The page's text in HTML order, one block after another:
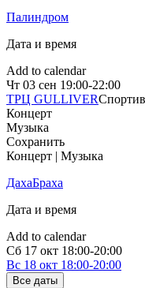
Палиндром
Дата и время
Add to calendar
Чт 03 сен 19:00-22:00
ТРЦ GULLIVER
Концерт
Музыка
Сохранить
Концерт | Музыка
ДахаБраха
Дата и время
Add to calendar
Сб 17 окт 18:00-20:00
Вс 18 окт 18:00-20:00
Все даты